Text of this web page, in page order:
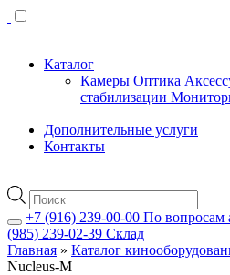
Каталог
Камеры Оптика
стабилизации
Дополнительные услуги
Контакты
Поиск
товаров
+7 (916) 239-00-00 По вопросам
(985) 239-02-39 Склад
Главная » Каталог
Nucleus-M